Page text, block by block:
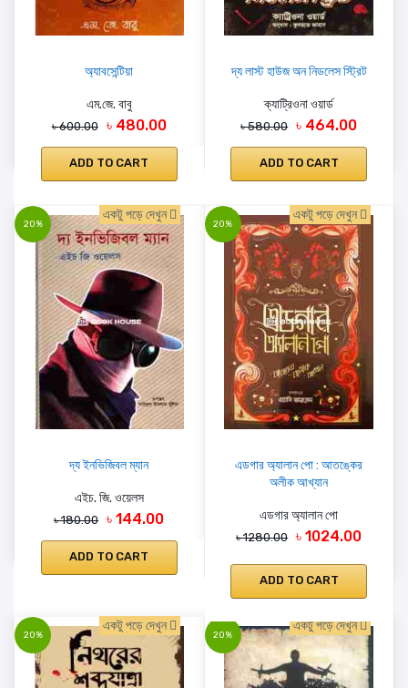
অ্যাবসেন্টিয়া
এম.জে. বাবু
৳ 600.00 ৳ 480.00
ADD TO CART
দ্য লাস্ট হাউজ অন নিডলেস স্ট্রিট
ক্যাট্রিওনা ওয়ার্ড
৳ 580.00 ৳ 464.00
ADD TO CART
20%
একটু পড়ে দেখুন
দ্য ইনভিজিবল ম্যান
এইচ. জি. ওয়েলস
৳ 180.00 ৳ 144.00
ADD TO CART
20%
একটু পড়ে দেখুন
এডগার অ্যালান পো : আতঙ্কের
অলীক আখ্যান
এডগার অ্যালান পো
৳ 1280.00 ৳ 1024.00
ADD TO CART
20%
একটু পড়ে দেখুন
20%
একটু পড়ে দেখুন